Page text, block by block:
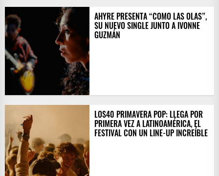
AHYRE PRESENTA “COMO LAS OLAS”,
SU NUEVO SINGLE JUNTO A IVONNE
GUZMÁN
LOS40 PRIMAVERA POP: LLEGA POR
PRIMERA VEZ A LATINOAMÉRICA, EL
FESTIVAL CON UN LINE-UP INCREÍBLE